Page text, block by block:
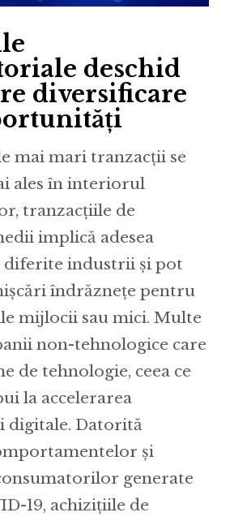
deschid
diversificare
mai mari tranzacții se
ales în interiorul
tranzacțiile de
implică adesea
diferite industrii și pot
îndrăznețe pentru
mijlocii sau mici. Multe
non-tehnologice care
de tehnologie, ceea ce
la accelerarea
digitale. Datorită
și
generate
19, achizițiile de